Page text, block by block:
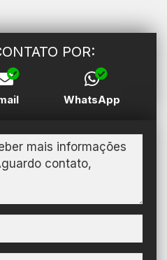
POR:
WhatsApp